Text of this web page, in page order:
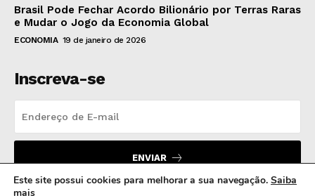
Brasil Pode Fechar Acordo Bilionário por Terras Raras
e Mudar o Jogo da Economia Global
ECONOMIA 19 de janeiro de 2026
Inscreva-se
ENVIAR
Este site possui cookies para melhorar a sua navegação. Saiba
mais